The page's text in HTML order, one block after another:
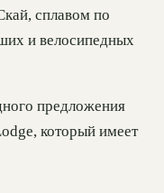
сплавом по
и велосипедных
предложения
который имеет